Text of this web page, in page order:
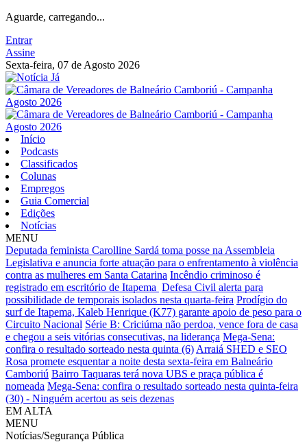
Aguarde, carregando...
Entrar
Assine
Sexta-feira, 07 de Agosto 2026
Início
Podcasts
Classificados
Colunas
Empregos
Guia Comercial
Edições
Notícias
MENU
Deputada feminista Carolline Sardá toma posse na Assembleia
Legislativa e anuncia forte atuação para o enfrentamento à violência
contra as mulheres em Santa Catarina Incêndio criminoso é
registrado em escritório de Itapema Defesa Civil alerta para
possibilidade de temporais isolados nesta quarta-feira Prodígio do
surf de Itapema, Kaleb Henrique (K77) garante apoio de peso para o
Circuito Nacional Série B: Criciúma não perdoa, vence fora de casa
e chegou a seis vitórias consecutivas, na liderança Mega-Sena:
confira o resultado sorteado nesta quinta (6) Arraiá SHED e SEO
Rosa promete esquentar a noite desta sexta-feira em Balneário
Camboriú Bairro Taquaras terá nova UBS e praça pública é
nomeada Mega-Sena: confira o resultado sorteado nesta quinta-feira
(30) - Ninguém acertou as seis dezenas
EM ALTA
MENU
Notícias/Segurança Pública